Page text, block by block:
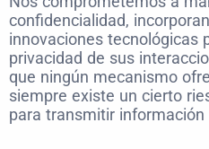
confidencialidad,
innovaciones tecnológicas
privacidad de sus
que ningún mecanismo
siempre existe un cierto
para transmitir información